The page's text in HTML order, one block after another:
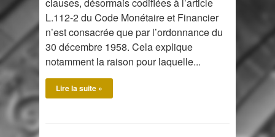
clauses, désormais codifiées à l’article
L.112-2 du Code Monétaire et Financier
n’est consacrée que par l’ordonnance du
30 décembre 1958. Cela explique
notamment la raison pour laquelle...
Lire la suite »